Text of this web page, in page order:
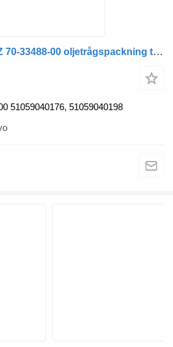
MAN VICTOR REINZ 70-33488-00 oljetrågspackning till MAN D2866/D2876 LF/LOH lastbil
51059040176, 51059040198